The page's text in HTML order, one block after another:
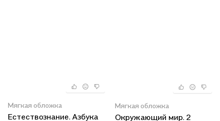
Мягкая обложка
Естествознание. Азбука
Мягкая обложка
Окружающий мир. 2